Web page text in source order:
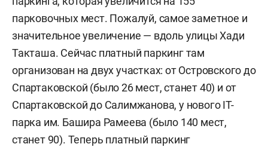
парковочных мест. Пожалуй, самое заметное и
значительное увеличение — вдоль улицы Хади
Такташа. Сейчас платный паркинг там
организован на двух участках: от Островского до
Спартаковской (было 26 мест, станет 40) и от
Спартаковской до Салимжанова, у нового IT-
парка им. Башира Рамеева (было 140 мест,
станет 90). Теперь платный паркинг